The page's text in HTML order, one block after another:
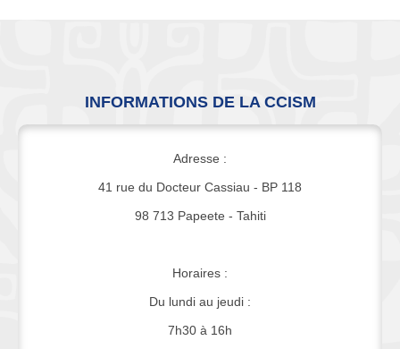
INFORMATIONS DE LA CCISM
Adresse :
41 rue du Docteur Cassiau - BP 118
98 713 Papeete - Tahiti
Horaires :
Du lundi au jeudi :
7h30 à 16h